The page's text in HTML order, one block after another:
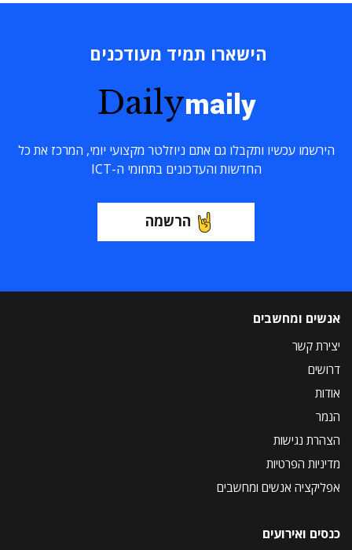
הישארו תמיד מעודכנים
Dailymaily
הירשמו עכשיו ותקבלו גם אתם ניוזלטר מקצועי יומי, המרכז את כל
החדשות והעדכונים בתחומי ה-ICT
הרשמה
אנשים ומחשבים
יצירת קשר
דרושים
אודות
הנמר
הצהרת נגישות
מדיניות הפרטיות
אפליקציה אנשים ומחשבים
כנסים ואירועים